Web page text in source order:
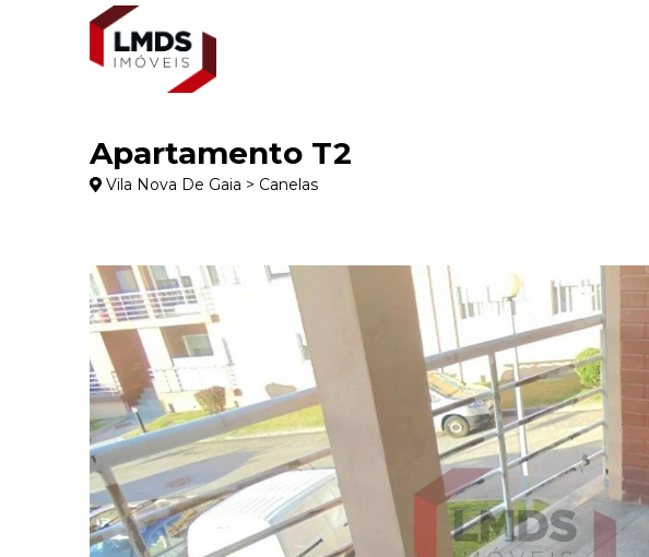
Apartamento T2
Vila Nova De Gaia > Canelas